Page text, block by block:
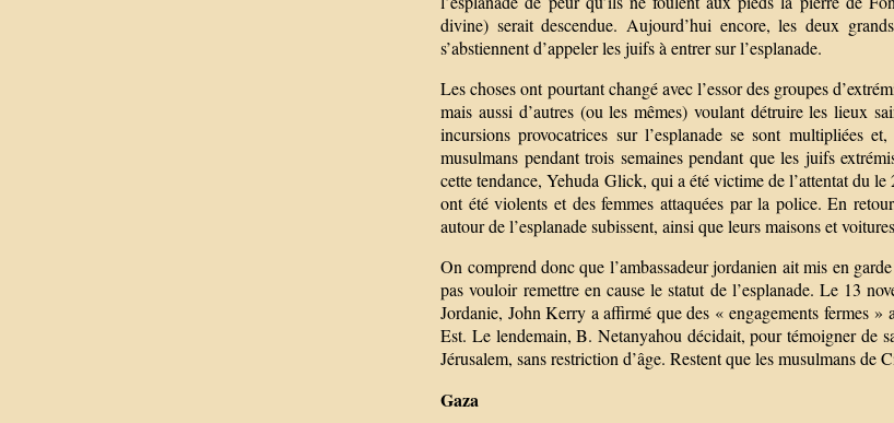
divine) serait descendue. Aujourd’hui encore, les deux
s’abstiennent d’appeler les juifs à entrer sur l’esplanade.
Les choses ont pourtant changé avec l’essor des groupes
mais aussi d’autres (ou les mêmes) voulant détruire les lieux
incursions provocatrices sur l’esplanade se sont multipliées
musulmans pendant trois semaines pendant que les juifs
cette tendance, Yehuda Glick, qui a été victime de l’attentat du
ont été violents et des femmes attaquées par la police. En
autour de l’esplanade subissent, ainsi que leurs maisons et
On comprend donc que l’ambassadeur jordanien ait mis en
pas vouloir remettre en cause le statut de l’esplanade. Le 13
Jordanie, John Kerry a affirmé que des « engagements fermes
Est. Le lendemain, B. Netanyahou décidait, pour témoigner de
Jérusalem, sans restriction d’âge. Restent que les musulmans
Gaza